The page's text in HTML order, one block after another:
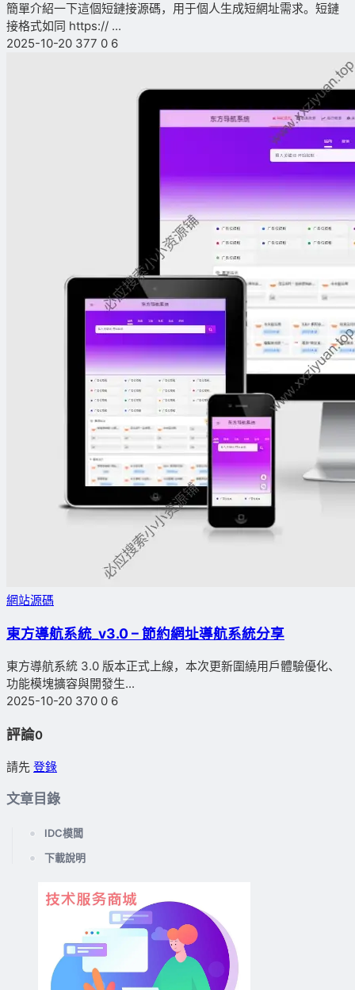
簡單介紹一下這個短鏈接源碼，用于個人生成短網址需求。短鏈
接格式如同 https:// ...
2025-10-20 377 0 6
網站源碼
東方導航系統_v3.0 – 節約網址導航系統分享
東方導航系統 3.0 版本正式上線，本次更新圍繞用戶體驗優化、
功能模塊擴容與開發生...
2025-10-20 370 0 6
評論0
請先 登錄
文章目錄
IDC模闆
下載說明